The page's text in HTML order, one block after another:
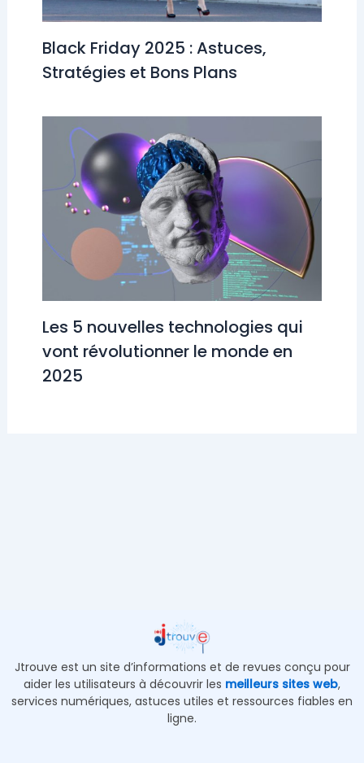
Black Friday 2025 : Astuces,
Stratégies et Bons Plans
Les 5 nouvelles technologies qui
vont révolutionner le monde en
2025
Jtrouve est un site d’informations et de revues conçu pour
aider les utilisateurs à découvrir les meilleurs sites web,
services numériques, astuces utiles et ressources fiables en
ligne.